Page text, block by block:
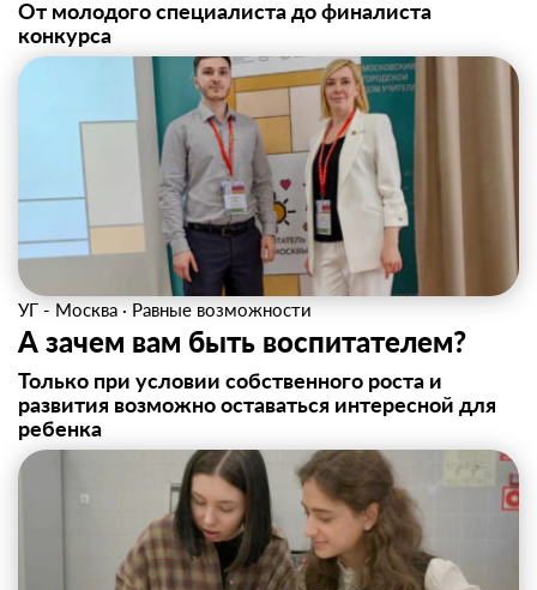
От молодого специалиста до финалиста
конкурса
УГ - Москва · Равные возможности
А зачем вам быть воспитателем?
Только при условии собственного роста и
развития возможно оставаться интересной для
ребенка